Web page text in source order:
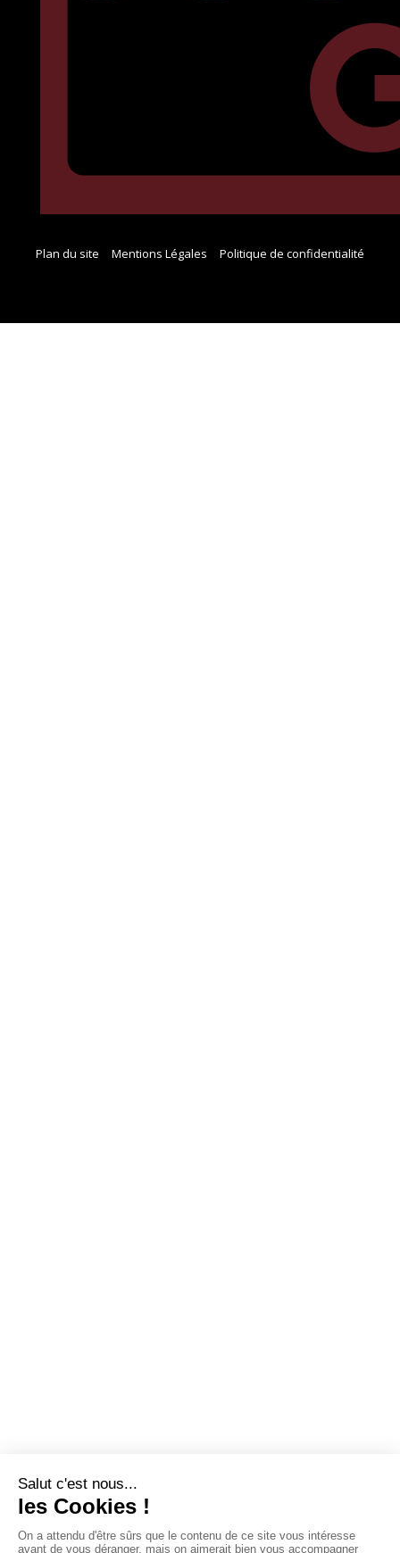
Plan du site Mentions Légales Politique de confidentialité